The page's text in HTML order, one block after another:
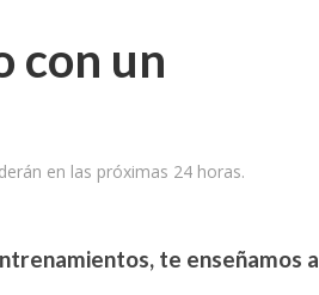
con un
en las próximas 24 horas.
te enseñamos a